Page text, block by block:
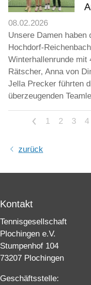
08.02.2026
Unsere Damen haben
Hochdorf-
Winterhallenrunde mit
Rätscher, Anna von
Jella Precker führten
überzeugenden
< 1 2 3 4
zurück
Kontakt
Tennisgesellschaft
Plochingen e.V.
Stumpenhof 104
73207 Plochingen
Geschäftsstelle: